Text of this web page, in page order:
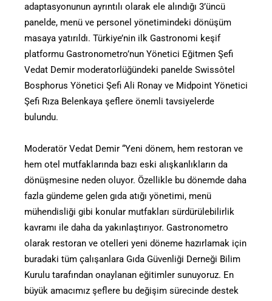
adaptasyonunun ayrıntılı olarak ele alındığı 3’üncü
panelde, menü ve personel yönetimindeki dönüşüm
masaya yatırıldı. Türkiye’nin ilk Gastronomi keşif
platformu Gastronometro’nun Yönetici Eğitmen Şefi
Vedat Demir moderatorlüğündeki panelde Swissôtel
Bosphorus Yönetici Şefi Ali Ronay ve Midpoint Yönetici
Şefi Rıza Belenkaya şeflere önemli tavsiyelerde
bulundu.
Moderatör Vedat Demir “Yeni dönem, hem restoran ve
hem otel mutfaklarında bazı eski alışkanlıkların da
dönüşmesine neden oluyor. Özellikle bu dönemde daha
fazla gündeme gelen gıda atığı yönetimi, menü
mühendisliği gibi konular mutfakları sürdürülebilirlik
kavramı ile daha da yakınlaştırıyor. Gastronometro
olarak restoran ve otelleri yeni döneme hazırlamak için
buradaki tüm çalışanlara Gıda Güvenliği Derneği Bilim
Kurulu tarafından onaylanan eğitimler sunuyoruz. En
büyük amacımız şeflere bu değişim sürecinde destek